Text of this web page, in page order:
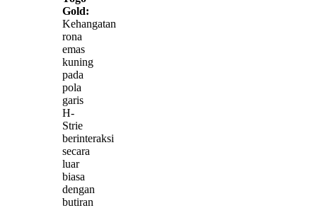
Gold:
Kehangatan
rona
emas
kuning
pada
pola
garis
H-
Strie
berinteraksi
secara
luar
biasa
dengan
butiran